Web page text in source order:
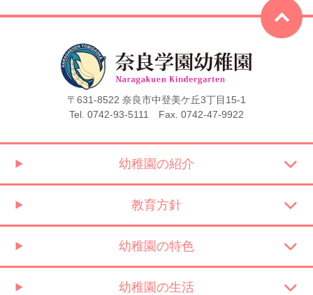
〒631-8522 奈良市中登美ケ丘3丁目15-1
Tel. 0742-93-5111 Fax. 0742-47-9922
幼稚園の紹介
教育方針
幼稚園の特色
幼稚園の生活